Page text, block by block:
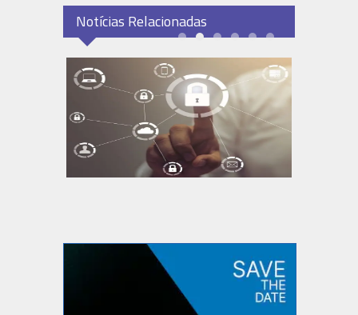
Notícias Relacionadas